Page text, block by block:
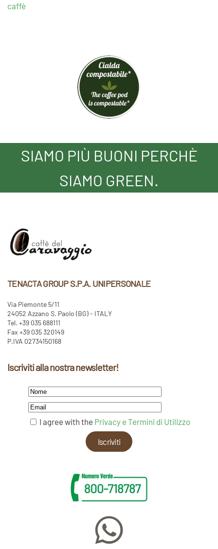
caffè
SIAMO PIÙ BUONI PERCHÈ
SIAMO GREEN.
TENACTA GROUP S.P.A. UNIPERSONALE
Via Piemonte 5/11
24052 Azzano S. Paolo (BG) - ITALY
Tel. +39 035 688111
Fax +39 035 320149
P.IVA 02734150168
Iscriviti alla nostra newsletter!
I agree with the Privacy e Termini di Utilizzo